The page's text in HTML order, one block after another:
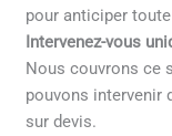
pour anticiper
Intervenez-vous
Nous couvrons ce
pouvons intervenir
sur devis.